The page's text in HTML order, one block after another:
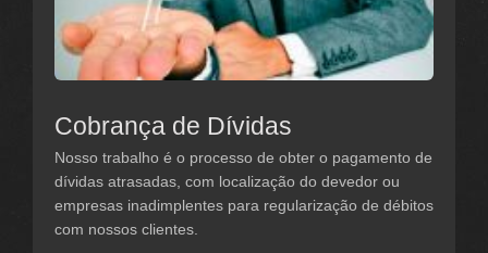
Cobrança de Dívidas
Nosso trabalho é o processo de obter o pagamento de
dívidas atrasadas, com localização do devedor ou
empresas inadimplentes para regularização de débitos
com nossos clientes.